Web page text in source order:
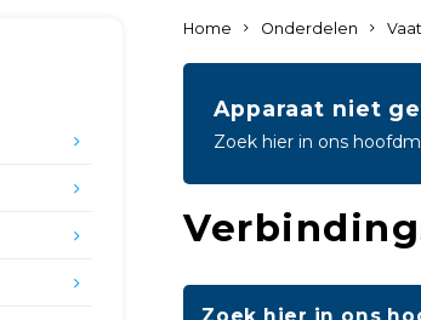
Home Onderdelen
Apparaat niet
Zoek hier in ons